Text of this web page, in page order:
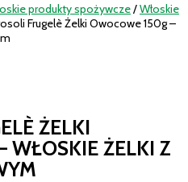
produkty spożywcze/Włoskie
Frugelè Żelki Owocowe 150g –
ŻELKI
WŁOSKIE ŻELKI Z